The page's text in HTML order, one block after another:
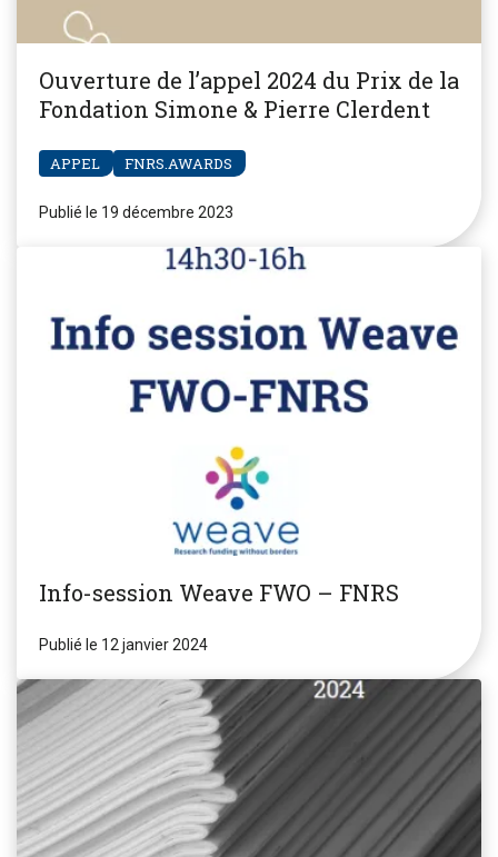
Ouverture de l’appel 2024 du Prix de la
Fondation Simone & Pierre Clerdent
APPEL FNRS.AWARDS
Publié le 19 décembre 2023
Info-session Weave FWO – FNRS
Publié le 12 janvier 2024